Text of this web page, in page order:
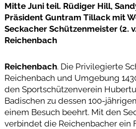
Mitte Juni teil. Rüdiger Hill,
Präsident Guntram Tillack mit
Seckacher Schützenmeister (2.
Reichenbach
Reichenbach. Die Privilegierte
Reichenbach und Umgebung
den Sportschützenverein
Badischen zu dessen 100-
einem Besuch beehrt. Mit den
verbindet die Reichenbacher ein